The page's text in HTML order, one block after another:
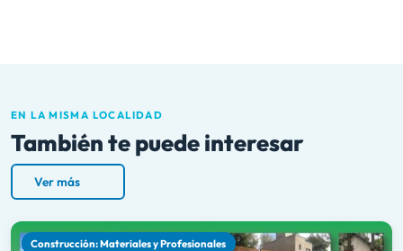
EN LA MISMA LOCALIDAD
También te puede interesar
Ver más
Construcción: Materiales y Profesionales